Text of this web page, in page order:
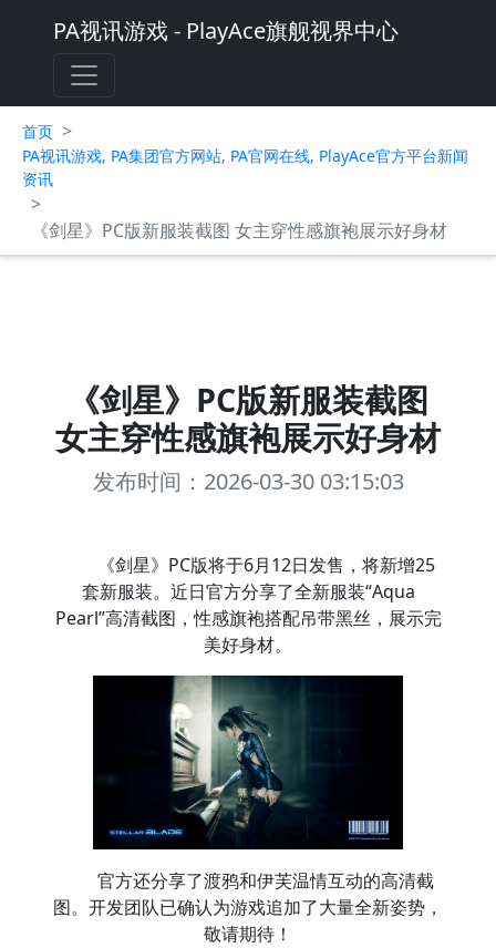
PA视讯游戏 - PlayAce旗舰视界中心
首页 >
PA视讯游戏, PA集团官方网站, PA官网在线, PlayAce官方平台新闻
资讯
>
《剑星》PC版新服装截图 女主穿性感旗袍展示好身材
《剑星》PC版新服装截图
女主穿性感旗袍展示好身材
发布时间：2026-03-30 03:15:03
《剑星》PC版将于6月12日发售，将新增25
套新服装。近日官方分享了全新服装“Aqua
Pearl”高清截图，性感旗袍搭配吊带黑丝，展示完
美好身材。
官方还分享了渡鸦和伊芙温情互动的高清截
图。开发团队已确认为游戏追加了大量全新姿势，
敬请期待！